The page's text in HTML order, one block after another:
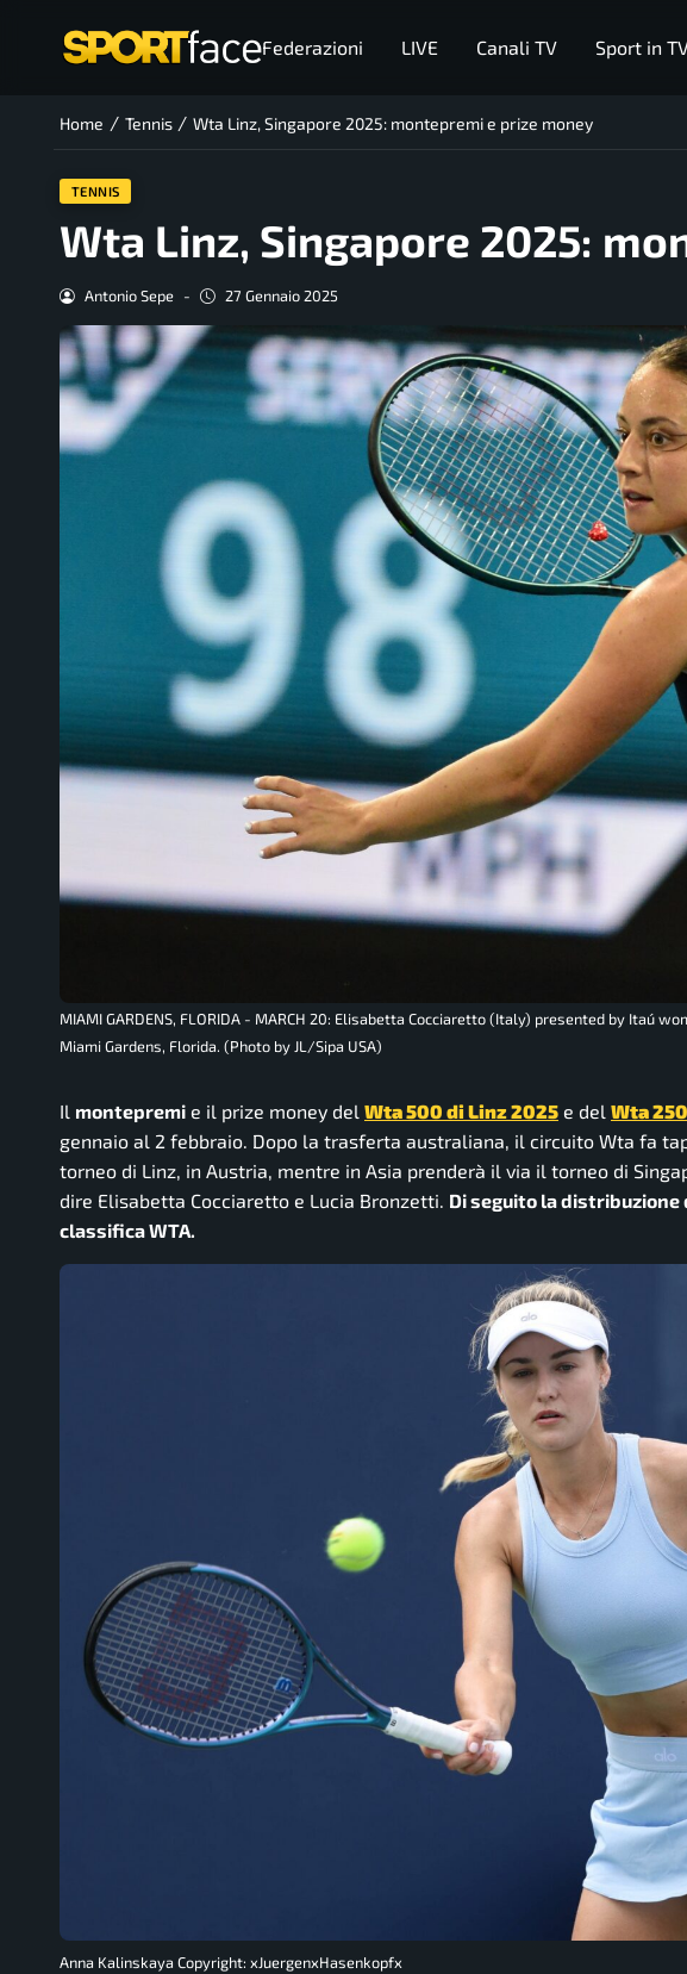
Federazioni LIVE Canali TV Sport in
Home / Tennis / Wta Linz, Singapore 2025: montepremi e prize money
TENNIS
Wta Linz, Singapore 2025:
Antonio Sepe - 27 Gennaio 2025
MIAMI GARDENS, FLORIDA - MARCH 20: Elisabetta Cocciaretto (Italy) presented by Itaú
Miami Gardens, Florida. (Photo by JL/Sipa USA)
Il montepremi e il prize money del Wta 500 di Linz 2025 e del Wta
gennaio al 2 febbraio. Dopo la trasferta australiana, il circuito Wta fa
torneo di Linz, in Austria, mentre in Asia prenderà il via il torneo di
dire Elisabetta Cocciaretto e Lucia Bronzetti. Di seguito la distribuzione
classifica WTA.
Anna Kalinskaya Copyright: xJuergenxHasenkopfx